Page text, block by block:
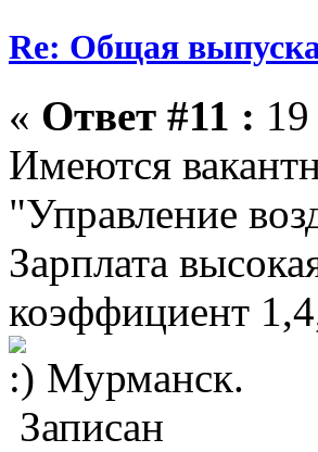
Re: Общая выпуска
« Ответ #11 :
Имеются
"Управление
Зарплата
коэффициент
Мурманск.
Записан